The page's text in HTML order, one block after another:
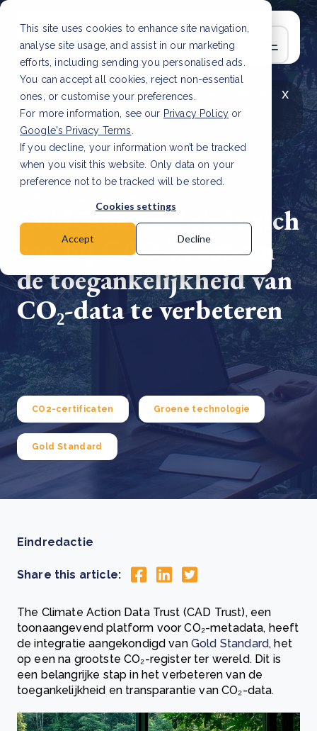
This site uses cookies to enhance site navigation,
analyse site usage, and assist in our marketing
efforts, including sending you personalised ads.
You can accept all cookies, reject non-essential
ones, or customise your preferences.
For more information, see our Privacy Policy or
Google's Privacy Terms
If you decline, your information won’t be tracked
when you visit this website. Only data on your
preference not to be tracked will be stored.
Cookies settings
Accept Decline
x
LAATSTE ARTIKEL
CSRD en uw positie als
leverancier: wat verandert er in 2026?Lees
artikel
Gold Standard sluit zich
aan bij CAD Trust om
de toegankelijkheid van
CO₂-data te verbeteren
CO2-certificaten Groene technologie
Gold Standard
Eindredactie
Share this article:
The Climate Action Data Trust (CAD Trust), een
toonaangevend platform voor CO₂-metadata, heeft
de integratie aangekondigd van Gold Standard, het
op een na grootste CO₂-register ter wereld. Dit is
een belangrijke stap in het verbeteren van de
toegankelijkheid en transparantie van CO₂-data.